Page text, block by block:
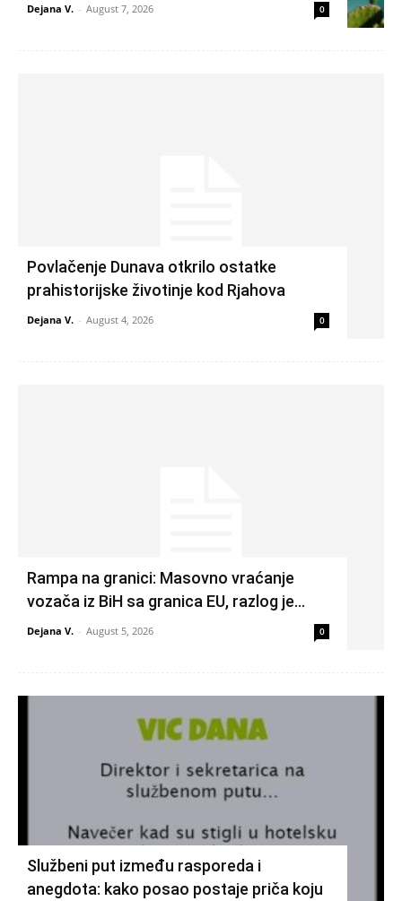
Dejana V. - August 7, 2026 0
Povlačenje Dunava otkrilo ostatke
prahistorijske životinje kod Rjahova
Dejana V. - August 4, 2026 0
Rampa na granici: Masovno vraćanje
vozača iz BiH sa granica EU, razlog je…
Dejana V. - August 5, 2026 0
Službeni put između rasporeda i
anegdota: kako posao postaje priča koju